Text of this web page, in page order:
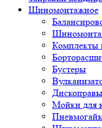
Шиномонтажное
Комплекты
Бустеры
Дископравы
Мойки для